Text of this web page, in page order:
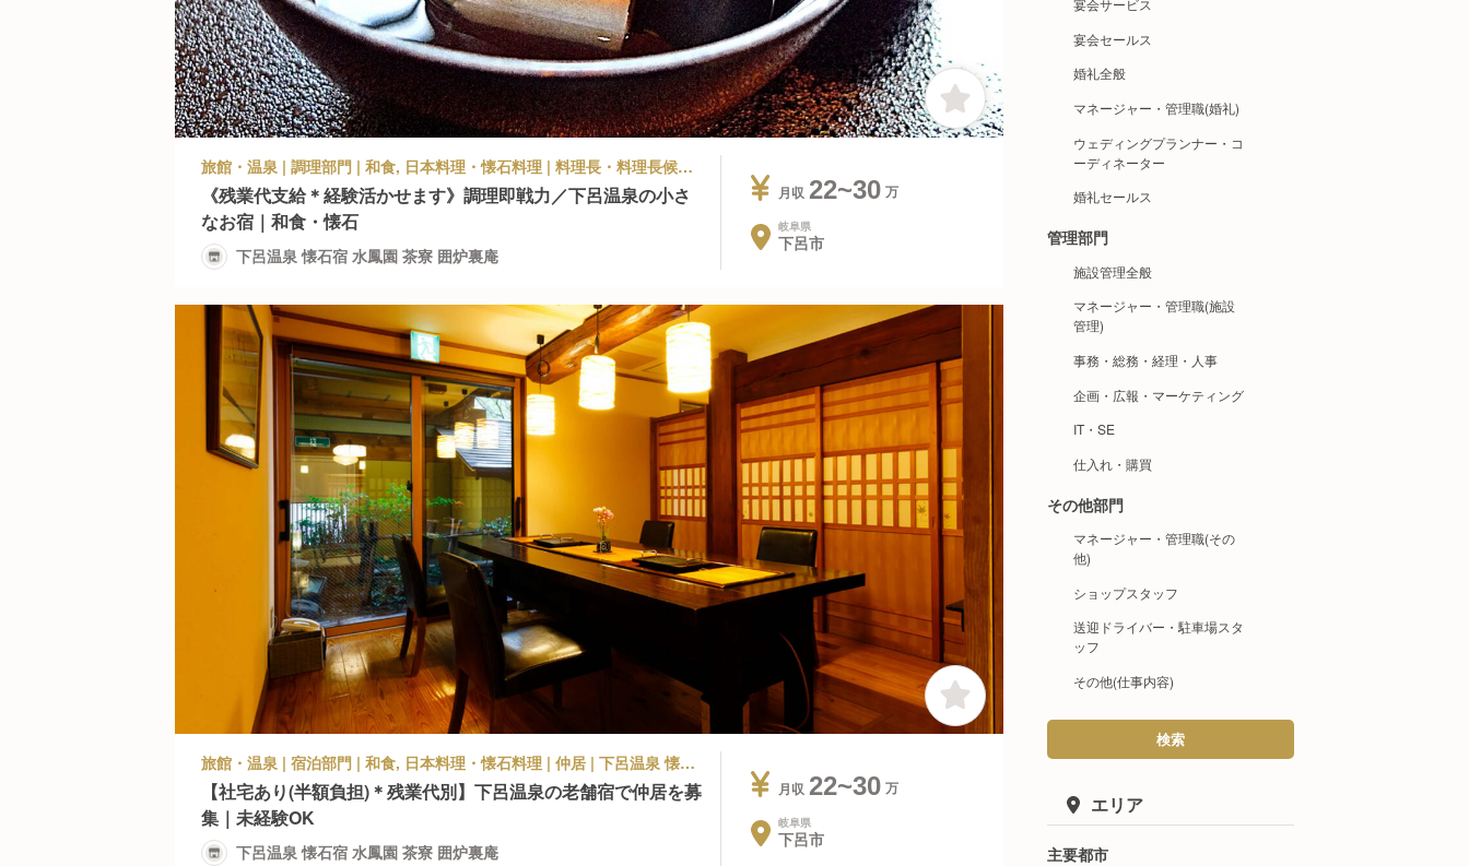
旅館・温泉 | 調理部門 | 和食, 日本料理・懐石料理 | 料理長・料理長候補 | 下呂温泉 懐石宿 水鳳園 茶寮 囲炉裏庵
《残業代支給＊経験活かせます》調理即戦力／下呂温泉の小さ
なお宿｜和食・懐石
下呂温泉 懐石宿 水鳳園 茶寮 囲炉裏庵
月収 22~30
岐阜県
下呂市
旅館・温泉 | 宿泊部門 | 和食, 日本料理・懐石料理 | 仲居 | 下呂温泉 懐石宿 水鳳園 茶寮 囲炉裏庵
【社宅あり(半額負担)＊残業代別】下呂温泉の老舗宿で仲居を募
集｜未経験OK
下呂温泉 懐石宿 水鳳園 茶寮 囲炉裏庵
月収 22~30
岐阜県
下呂市
宴会サービス
宴会セールス
婚礼全般
マネージャー・管理職(婚礼)
ウェディングプランナー・コ
ーディネーター
婚礼セールス
管理部門
施設管理全般
マネージャー・管理職(施設
管理)
事務・総務・経理・人事
企画・広報・マーケティング
IT・SE
仕入れ・購買
その他部門
マネージャー・管理職(その
他)
ショップスタッフ
送迎ドライバー・駐車場スタ
ッフ
その他(仕事内容)
検索
エリア
主要都市